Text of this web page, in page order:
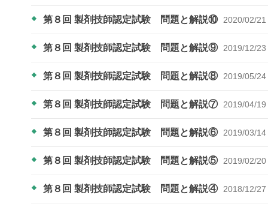
第８回 製剤技師認定試験 問題と解説⑩ 2020/02/21
第８回 製剤技師認定試験 問題と解説⑨ 2019/12/23
第８回 製剤技師認定試験 問題と解説⑧ 2019/05/24
第８回 製剤技師認定試験 問題と解説⑦ 2019/04/19
第８回 製剤技師認定試験 問題と解説⑥ 2019/03/14
第８回 製剤技師認定試験 問題と解説⑤ 2019/02/20
第８回 製剤技師認定試験 問題と解説④ 2018/12/27